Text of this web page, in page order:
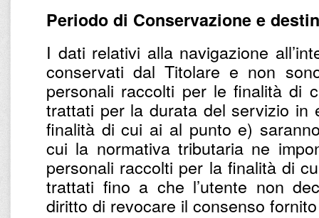
Periodo di Conservazione e
I dati relativi alla navigazione
conservati dal Titolare e non
personali raccolti per le finalità di
trattati per la durata del servizio in
finalità di cui ai al punto e)
cui la normativa tributaria ne
personali raccolti per la finalità di
trattati fino a che l’utente non
diritto di revocare il consenso